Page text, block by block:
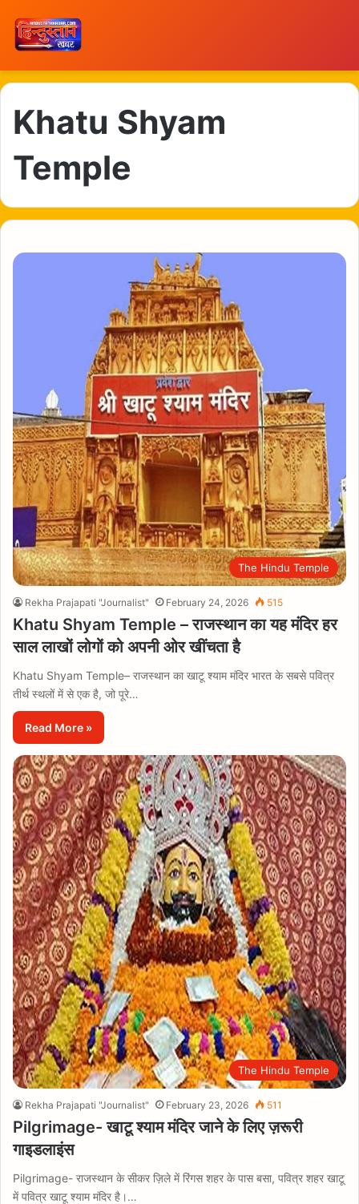
Khatu Shyam
Temple
The Hindu Temple
Rekha Prajapati "Journalist" February 24, 2026 515
Khatu Shyam Temple – राजस्थान का यह मंदिर हर
साल लाखों लोगों को अपनी ओर खींचता है
Khatu Shyam Temple– राजस्थान का खाटू श्याम मंदिर भारत के सबसे पवित्र
तीर्थ स्थलों में से एक है, जो पूरे…
Read More »
The Hindu Temple
Rekha Prajapati "Journalist" February 23, 2026 511
Pilgrimage- खाटू श्याम मंदिर जाने के लिए ज़रूरी
गाइडलाइंस
Pilgrimage- राजस्थान के सीकर ज़िले में रिंगस शहर के पास बसा, पवित्र शहर खाटू
में पवित्र खाटू श्याम मंदिर है।…